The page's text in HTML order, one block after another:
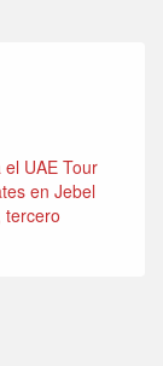
UAE Tour
en Jebel
tercero